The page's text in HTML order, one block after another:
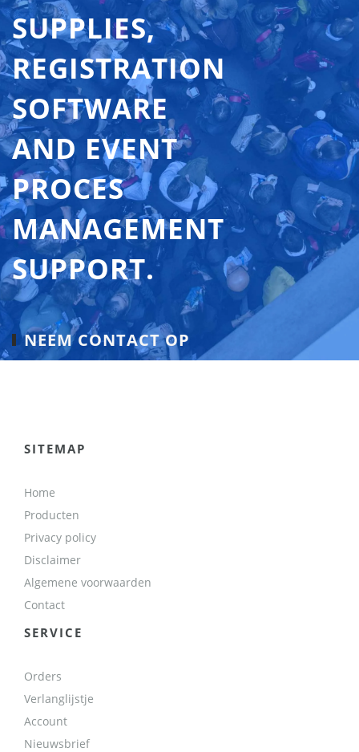
SUPPLIES,
REGISTRATION
SOFTWARE
AND EVENT
PROCES
MANAGEMENT
SUPPORT.
NEEM CONTACT OP
SITEMAP
Home
Producten
Privacy policy
Disclaimer
Algemene voorwaarden
Contact
SERVICE
Orders
Verlanglijstje
Account
Nieuwsbrief